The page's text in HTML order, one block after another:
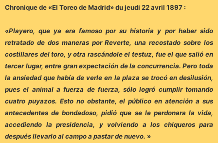
Chronique de «El Toreo de Madrid» du jeudi 22 avril 1897 :
«Playero, que ya era famoso por su historia y por haber sido
retratado de dos maneras por Reverte, una recostado sobre los
costillares del toro, y otra rascándole el testuz, fue el que salió en
tercer lugar, entre gran expectación de la concurrencia. Pero toda
la ansiedad que había de verle en la plaza se trocó en desilusión,
pues el animal a fuerza de fuerza, sólo logró cumplir tomando
cuatro puyazos. Esto no obstante, el público en atención a sus
antecedentes de bondadoso, pidió que se le perdonara la vida,
accediendo la presidencia, y volviendo a los chiqueros para
después llevarlo al campo a pastar de nuevo. »